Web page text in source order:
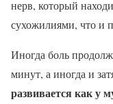
нерв, который
сухожилиями, что и
Иногда боль
минут, а иногда и
развивается как у